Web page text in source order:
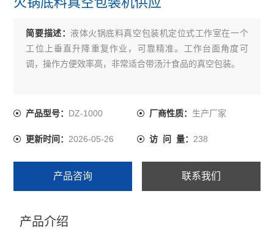
简要描述： 液体火锅底料真空包装机定位式工作室在一个
工位上垂直升降重复作业，可靠精准。工作台面角度可
调，操作方便效率高，非常适合带汤汁食品的真空包装。
产品型号： DZ-1000 厂商性质： 生产厂家
更新时间：2026-05-26 访 问 量： 238
产品咨询 联系我们
产品介绍